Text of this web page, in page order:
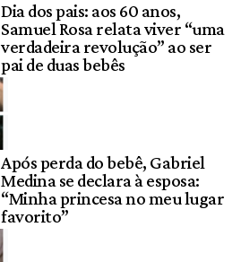
Dia dos pais: aos 60 anos,
Samuel Rosa relata viver “uma
verdadeira revolução” ao ser
pai de duas bebês
Após perda do bebê, Gabriel
Medina se declara à esposa:
“Minha princesa no meu lugar
favorito”